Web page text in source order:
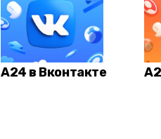
А24 в Вконтакте